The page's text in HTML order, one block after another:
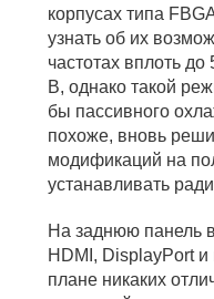
корпусах типа
узнать об их
частотах вплоть
В, однако такой
бы пассивного
похоже, вновь
модификаций на
устанавливать
На заднюю панель
HDMI, DisplayPort и
плане никаких